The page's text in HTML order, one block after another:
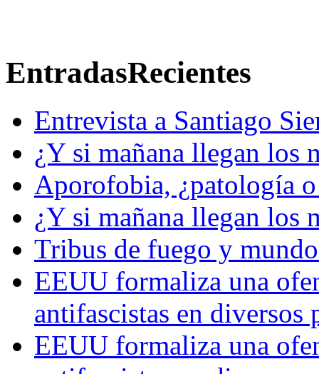
EntradasRecientes
Entrevista a Santiago
¿Y si mañana llegan los
Aporofobia, ¿patología
¿Y si mañana llegan los
Tribus de fuego y
EEUU formaliza una
antifascistas en
EEUU formaliza una